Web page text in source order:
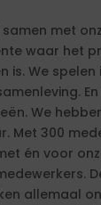
met
waar het
is. We
We
Met 300
én voor
allemaal